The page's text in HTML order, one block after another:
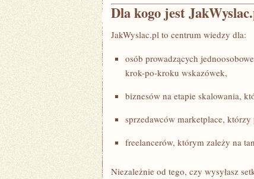
Dla kogo jest
JakWyslac.pl to centrum wiedzy dla:
osób prowadzących
krok-po-kroku wskazówek,
biznesów na etapie skalowania,
sprzedawców marketplace,
freelancerów, którym zależy na
Niezależnie od tego, czy wysyłasz